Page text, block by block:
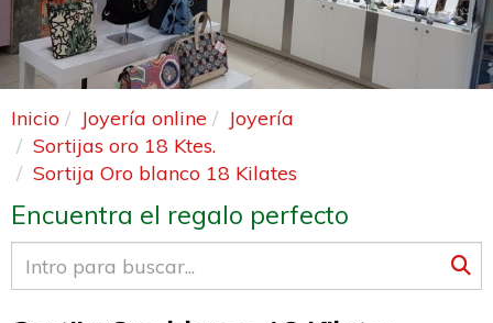
Inicio Joyería online
Joyería
Sortijas oro 18 Ktes.
Sortija Oro blanco 18 Kilates
Encuentra el regalo perfecto